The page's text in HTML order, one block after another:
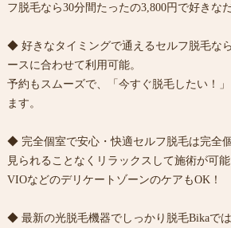
フ脱毛なら30分間たったの3,800円で好きな
◆ 好きなタイミングで通えるセルフ脱毛な
ースに合わせて利用可能。
予約もスムーズで、「今すぐ脱毛したい！
ます。
◆ 完全個室で安心・快適セルフ脱毛は完全
見られることなくリラックスして施術が可能
VIOなどのデリケートゾーンのケアもOK！
◆ 最新の光脱毛機器でしっかり脱毛Bikaで